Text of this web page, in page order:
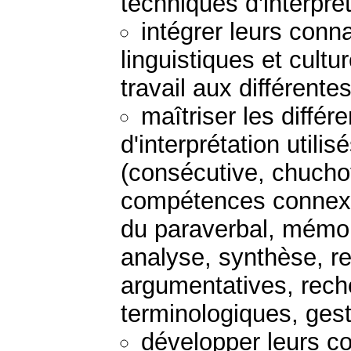
intégrer leurs
linguistiques et
travail aux
maîtriser les
d'interprétation
(consécutive,
compétences
du paraverbal,
analyse, synthèse,
argumentatives,
terminologiques,
développer leurs